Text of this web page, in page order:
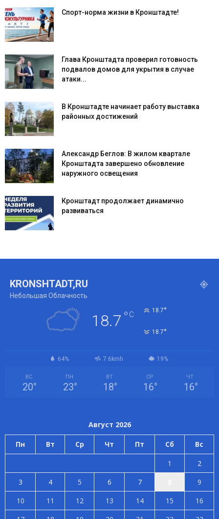
Спорт-норма жизни в Кронштадте!
Глава Кронштадта проверил готовность
подвалов домов для укрытия в случае
атаки...
В Кронштадте начинает работу выставка
районных достижений
Александр Беглов: В жилом квартале
Кронштадта завершено обновление
наружного освещения
Кронштадт продолжает динамично
развиваться
KRONSHTADT,RU
Небольшая Облачность
18.7 °C 18.7°
18.7°
64% 7.6kmh 19%
ВС
20°
ПН
23°
ВТ
18°
СР
16°
ЧТ
16°
Август 2026
Пн Вт Ср Чт Пт Сб Вс
1
2
3
4 5 6 7
9
10
11 12 13 14 15
16